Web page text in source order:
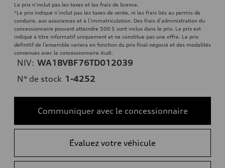
Le prix n'inclut pas les taxes et les frais de licence.
*Le prix indiqué n’inclut pas les taxes de vente, ni les frais liés au permis de
conduire, aux assurances et à l’immatriculation. Des frais d’administration du
concessionnaire pouvant atteindre 500 $ sont inclus dans le prix. Le prix est
indiqué à titre informatif uniquement et ne constitue pas une offre. Le prix
définitif de l’ensemble variera en fonction du prix final négocié et des modalités
convenues avec le concessionnaire Audi.
NIV: WA1BVBF76TD012039
N° de stock 1-4252
Communiquer avec le concessionnaire
Évaluez votre véhicule